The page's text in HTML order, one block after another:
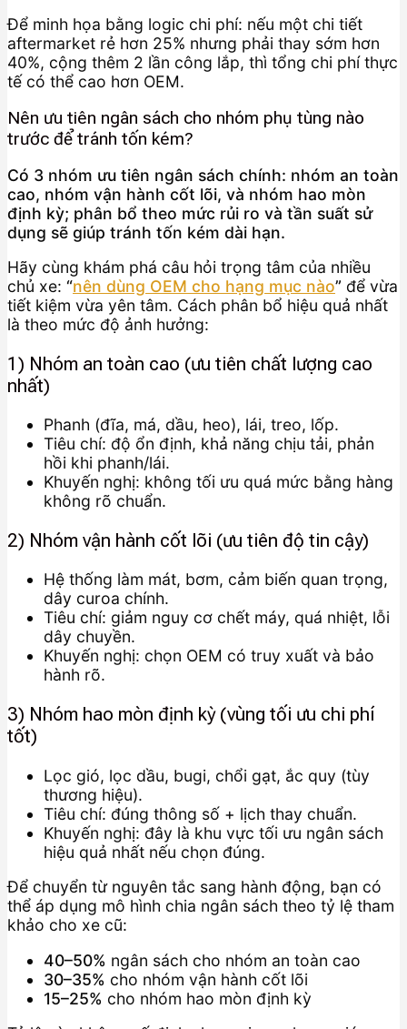
Để minh họa bằng logic chi phí: nếu một chi tiết
aftermarket rẻ hơn 25% nhưng phải thay sớm hơn
40%, cộng thêm 2 lần công lắp, thì tổng chi phí thực
tế có thể cao hơn OEM.
Nên ưu tiên ngân sách cho nhóm phụ tùng nào
trước để tránh tốn kém?
Có 3 nhóm ưu tiên ngân sách chính: nhóm an toàn
cao, nhóm vận hành cốt lõi, và nhóm hao mòn
định kỳ; phân bổ theo mức rủi ro và tần suất sử
dụng sẽ giúp tránh tốn kém dài hạn.
Hãy cùng khám phá câu hỏi trọng tâm của nhiều
chủ xe: “nên dùng OEM cho hạng mục nào” để vừa
tiết kiệm vừa yên tâm. Cách phân bổ hiệu quả nhất
là theo mức độ ảnh hưởng:
1) Nhóm an toàn cao (ưu tiên chất lượng cao
nhất)
Phanh (đĩa, má, dầu, heo), lái, treo, lốp.
Tiêu chí: độ ổn định, khả năng chịu tải, phản
hồi khi phanh/lái.
Khuyến nghị: không tối ưu quá mức bằng hàng
không rõ chuẩn.
2) Nhóm vận hành cốt lõi (ưu tiên độ tin cậy)
Hệ thống làm mát, bơm, cảm biến quan trọng,
dây curoa chính.
Tiêu chí: giảm nguy cơ chết máy, quá nhiệt, lỗi
dây chuyền.
Khuyến nghị: chọn OEM có truy xuất và bảo
hành rõ.
3) Nhóm hao mòn định kỳ (vùng tối ưu chi phí
tốt)
Lọc gió, lọc dầu, bugi, chổi gạt, ắc quy (tùy
thương hiệu).
Tiêu chí: đúng thông số + lịch thay chuẩn.
Khuyến nghị: đây là khu vực tối ưu ngân sách
hiệu quả nhất nếu chọn đúng.
Để chuyển từ nguyên tắc sang hành động, bạn có
thể áp dụng mô hình chia ngân sách theo tỷ lệ tham
khảo cho xe cũ:
40–50% ngân sách cho nhóm an toàn cao
30–35% cho nhóm vận hành cốt lõi
15–25% cho nhóm hao mòn định kỳ